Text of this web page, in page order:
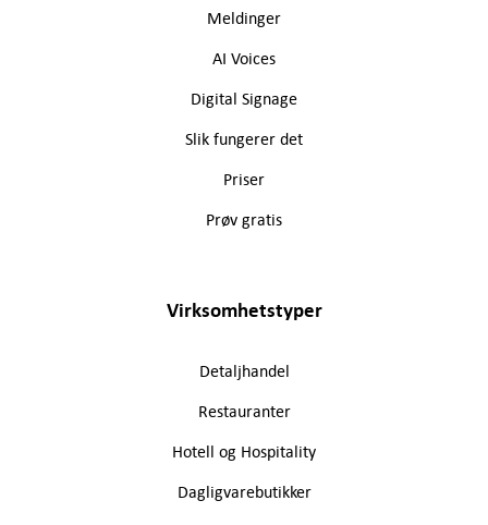
Meldinger
AI Voices
Digital Signage
Slik fungerer det
Priser
Prøv gratis
Virksomhetstyper
Detaljhandel
Restauranter
Hotell og Hospitality
Dagligvarebutikker